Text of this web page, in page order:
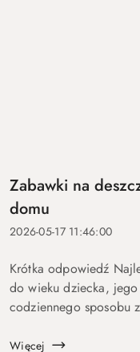
Zabawki na
domu
2026-05-17 11:46:00
Krótka odpowiedź
do wieku dziecka,
codziennego sposobu
możliwość sam...
Więcej